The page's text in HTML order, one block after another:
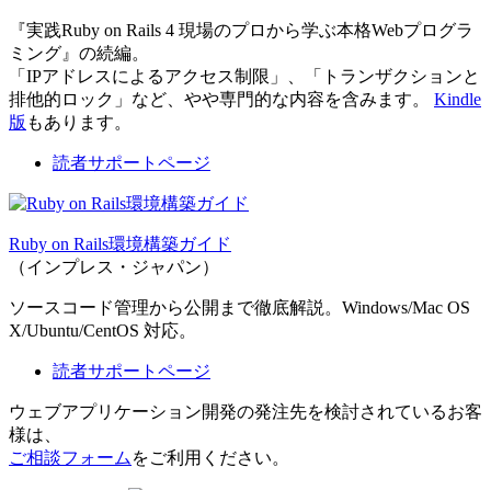
『実践Ruby on Rails 4 現場のプロから学ぶ本格Webプログラ
ミング』の続編。
「IPアドレスによるアクセス制限」、「トランザクションと
排他的ロック」など、やや専門的な内容を含みます。 Kindle
版 もあります。
読者サポートページ
Ruby on Rails環境構築ガイド
（インプレス・ジャパン）
ソースコード管理から公開まで徹底解説。Windows/Mac OS
X/Ubuntu/CentOS 対応。
読者サポートページ
ウェブアプリケーション開発の発注先を検討されているお客
様は、
ご相談フォーム をご利用ください。